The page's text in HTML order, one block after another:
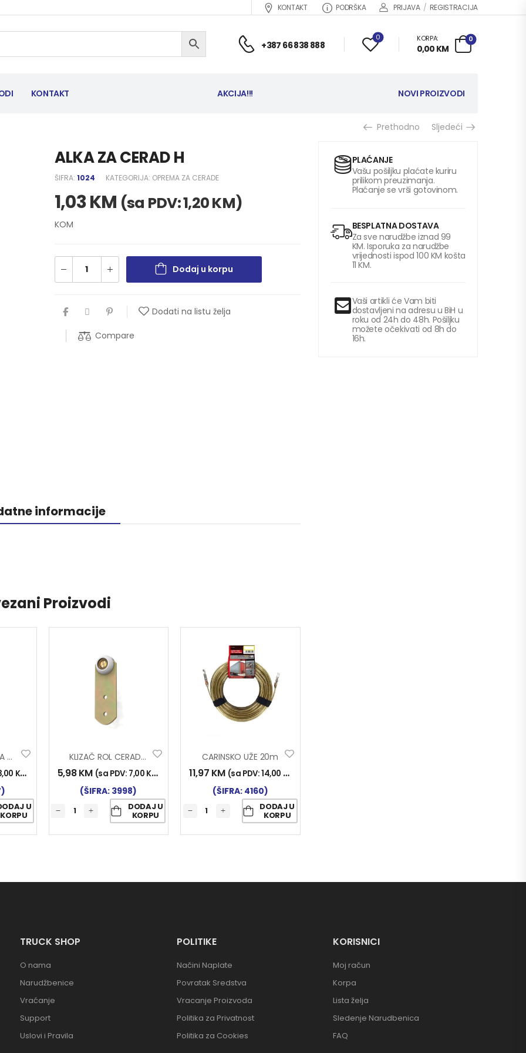
KONTAKT PODRŠKA PRIJAVA / REGISTRACIJA
+387 66 838 888
0 KORPA:
0,00 KM
0
KONTAKT AKCIJA!!! NOVI PROIZVODI
Prethodno Sljedeći
ALKA ZA CERAD H
ŠIFRA: 1024 KATEGORIJA: OPREMA ZA CERADE
1,03KM (sa PDV:1,20KM)
KOM
Dodaj u korpu
Dodati na listu želja
Compare
informacije
Proizvodi
KUKA ŠPANERA ZA CERADU
KM
U
KORPU
KLIZAČ ROL CERADE Y-47
5,98KM (sa PDV: 7,00 KM
(ŠIFRA: 3998)
DODAJ U
KORPU
CARINSKO UŽE 20m
11,97 KM (sa PDV:14,00 KM
(ŠIFRA: 4160)
DODAJ U
KORPU
PLAĆANJE
Vašu pošiljku plaćate kuriru
prilikom preuzimanja.
Plaćanje se vrši gotovinom.
BESPLATNA DOSTAVA
Za sve narudžbe iznad 99
KM. Isporuka za narudžbe
vrijednosti ispod 100 KM košta
11 KM.
Vaši artikli će Vam biti
dostavljeni na adresu u BiH u
roku od 24h do 48h. Pošiljku
možete očekivati od 8h do
16h.
TRUCK SHOP
O nama
Narudžbenice
Vraćanje
Support
Uslovi i Pravila
POLITIKE
Načini Naplate
Povratak Sredstva
Vracanje Proizvoda
Politika za Privatnost
Politika za Cookies
KORISNICI
Moj račun
Korpa
Lista želja
Sledenje Narudbenica
FAQ